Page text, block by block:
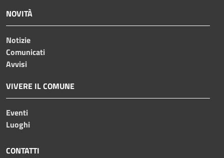
NOVITÀ
Notizie
Comunicati
Avvisi
VIVERE IL COMUNE
Eventi
Luoghi
CONTATTI